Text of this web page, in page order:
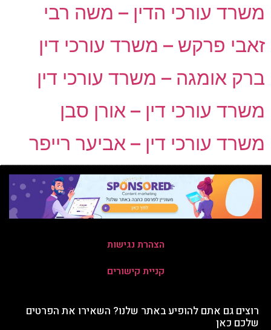
משרד עורכי הדין – משה רבי
זאבי פרקש – משרד עורכי דין
ברק אומגה – משרד עורכי דין
משרד עורכי דין – אורן סבן
משרד עורכי דין – אביער רייפר
הצהרת נגישות
קניית קישורים
רוצים גם אתם להופיע באתר שלנו? השאירו את הפרטים
שלכם כאן